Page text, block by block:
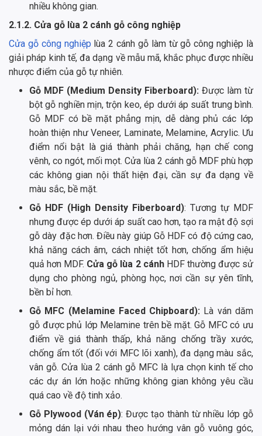
nhiều không gian.
2.1.2. Cửa gỗ lùa 2 cánh gỗ công nghiệp
Cửa gỗ công nghiệp lùa 2 cánh gỗ làm từ gỗ công nghiệp là
giải pháp kinh tế, đa dạng về mẫu mã, khắc phục được nhiều
nhược điểm của gỗ tự nhiên.
Gỗ MDF (Medium Density Fiberboard): Được làm từ
bột gỗ nghiền mịn, trộn keo, ép dưới áp suất trung bình.
Gỗ MDF có bề mặt phẳng mịn, dễ dàng phủ các lớp
hoàn thiện như Veneer, Laminate, Melamine, Acrylic. Ưu
điểm nổi bật là giá thành phải chăng, hạn chế cong
vênh, co ngót, mối mọt. Cửa lùa 2 cánh gỗ MDF phù hợp
các không gian nội thất hiện đại, cần sự đa dạng về
màu sắc, bề mặt.
Gỗ HDF (High Density Fiberboard): Tương tự MDF
nhưng được ép dưới áp suất cao hơn, tạo ra mật độ sợi
gỗ dày đặc hơn. Điều này giúp Gỗ HDF có độ cứng cao,
khả năng cách âm, cách nhiệt tốt hơn, chống ẩm hiệu
quả hơn MDF. Cửa gỗ lùa 2 cánhHDF thường được sử
dụng cho phòng ngủ, phòng học, nơi cần sự yên tĩnh,
bền bỉ hơn.
Gỗ MFC (Melamine Faced Chipboard): Là ván dăm
gỗ được phủ lớp Melamine trên bề mặt. Gỗ MFC có ưu
điểm về giá thành thấp, khả năng chống trầy xước,
chống ẩm tốt (đối với MFC lõi xanh), đa dạng màu sắc,
vân gỗ. Cửa lùa 2 cánh gỗ MFC là lựa chọn kinh tế cho
các dự án lớn hoặc những không gian không yêu cầu
quá cao về độ tinh xảo.
Gỗ Plywood (Ván ép): Được tạo thành từ nhiều lớp gỗ
mỏng dán lại với nhau theo hướng vân gỗ vuông góc,